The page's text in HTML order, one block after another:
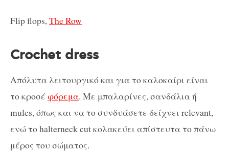
Flip flops, The Row
Crochet dress
Απόλυτα λειτουργικό και για το καλοκαίρι είναι
το κροσέ φόρεμα. Με μπαλαρίνες, σανδάλια ή
mules, όπως και να το συνδυάσετε δείχνει relevant,
ενώ το halterneck cut κολακεύει απίστευτα το πάνω
μέρος του σώματος.